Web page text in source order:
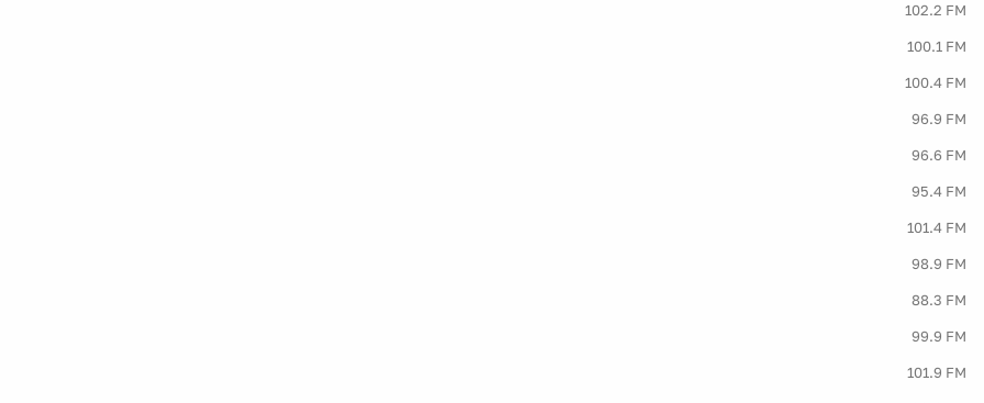
102.2 FM
100.1 FM
100.4 FM
96.9 FM
96.6 FM
95.4 FM
101.4 FM
98.9 FM
88.3 FM
99.9 FM
101.9 FM